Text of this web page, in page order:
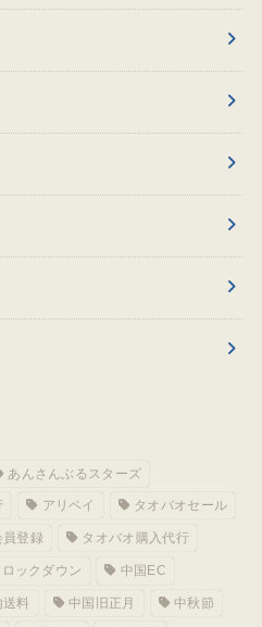
あんさんぶるスターズ
アリペイ タオバオセール
員登録 タオバオ購入代行
ロックダウン 中国EC
料 中国旧正月 中秋節